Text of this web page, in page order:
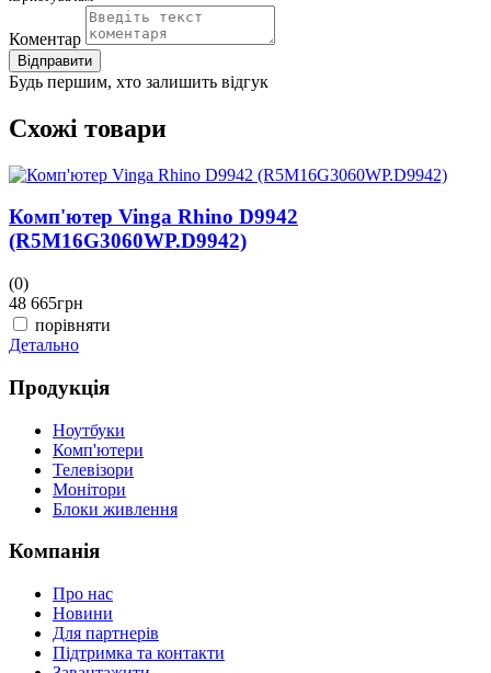
Коментар
Відправити
Будь першим, хто залишить відгук
Схожі товари
Комп'ютер Vinga Rhino D9942
(R5M16G3060WP.D9942)
(0)
48 665грн
порівняти
Детально
Продукція
Ноутбуки
Комп'ютери
Телевізори
Монітори
Блоки живлення
Компанія
Про нас
Новини
Для партнерів
Підтримка та контакти